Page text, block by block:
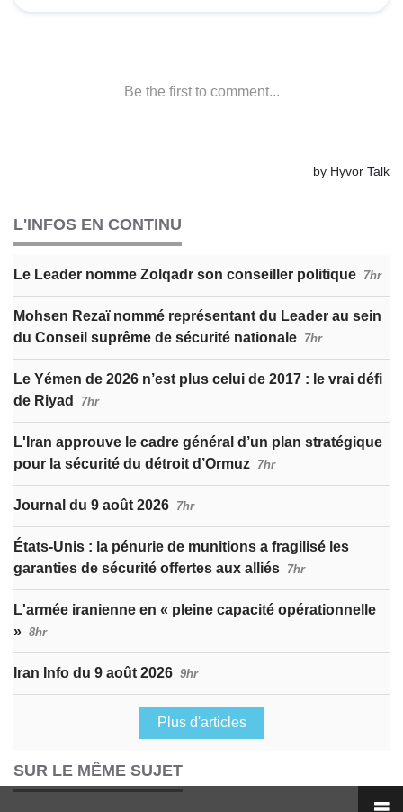
L'INFOS EN CONTINU
Le Leader nomme Zolqadr son conseiller politique 7hr
Mohsen Rezaï nommé représentant du Leader au sein
du Conseil suprême de sécurité nationale 7hr
Le Yémen de 2026 n’est plus celui de 2017 : le vrai défi
de Riyad
7hr
L'Iran approuve le cadre général d’un plan stratégique
pour la sécurité du détroit d’Ormuz 7hr
Journal du 9 août 2026 7hr
États-Unis : la pénurie de munitions a fragilisé les
garanties de sécurité offertes aux alliés 7hr
L'armée iranienne en « pleine capacité opérationnelle
» 8hr
Iran Info du 9 août 2026 9hr
Plus d'articles
SUR LE MÊME SUJET